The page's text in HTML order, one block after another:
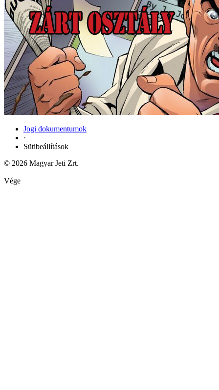
Jogi dokumentumok
·
Sütibeállítások
© 2026 Magyar Jeti Zrt.
Vége